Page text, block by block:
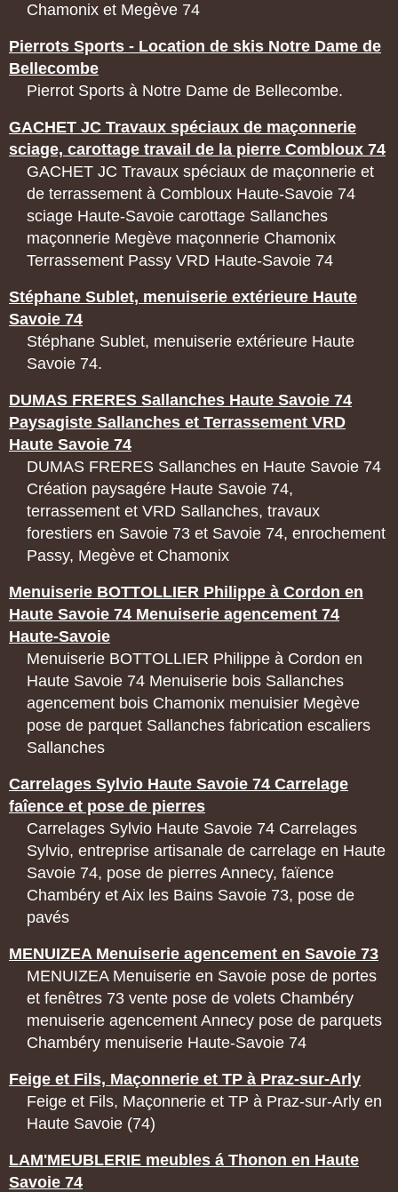
Chamonix et Megève 74
Pierrots Sports - Location de skis Notre Dame de
Bellecombe
Pierrot Sports à Notre Dame de Bellecombe.
GACHET JC Travaux spéciaux de maçonnerie
sciage, carottage travail de la pierre Combloux 74
GACHET JC Travaux spéciaux de maçonnerie et
de terrassement à Combloux Haute-Savoie 74
sciage Haute-Savoie carottage Sallanches
maçonnerie Megève maçonnerie Chamonix
Terrassement Passy VRD Haute-Savoie 74
Stéphane Sublet, menuiserie extérieure Haute
Savoie 74
Stéphane Sublet, menuiserie extérieure Haute
Savoie 74.
DUMAS FRERES Sallanches Haute Savoie 74
Paysagiste Sallanches et Terrassement VRD
Haute Savoie 74
DUMAS FRERES Sallanches en Haute Savoie 74
Création paysagére Haute Savoie 74,
terrassement et VRD Sallanches, travaux
forestiers en Savoie 73 et Savoie 74, enrochement
Passy, Megève et Chamonix
Menuiserie BOTTOLLIER Philippe à Cordon en
Haute Savoie 74 Menuiserie agencement 74
Haute-Savoie
Menuiserie BOTTOLLIER Philippe à Cordon en
Haute Savoie 74 Menuiserie bois Sallanches
agencement bois Chamonix menuisier Megève
pose de parquet Sallanches fabrication escaliers
Sallanches
Carrelages Sylvio Haute Savoie 74 Carrelage
faîence et pose de pierres
Carrelages Sylvio Haute Savoie 74 Carrelages
Sylvio, entreprise artisanale de carrelage en Haute
Savoie 74, pose de pierres Annecy, faïence
Chambéry et Aix les Bains Savoie 73, pose de
pavés
MENUIZEA Menuiserie agencement en Savoie 73
MENUIZEA Menuiserie en Savoie pose de portes
et fenêtres 73 vente pose de volets Chambéry
menuiserie agencement Annecy pose de parquets
Chambéry menuiserie Haute-Savoie 74
Feige et Fils, Maçonnerie et TP à Praz-sur-Arly
Feige et Fils, Maçonnerie et TP à Praz-sur-Arly en
Haute Savoie (74)
LAM'MEUBLERIE meubles á Thonon en Haute
Savoie 74